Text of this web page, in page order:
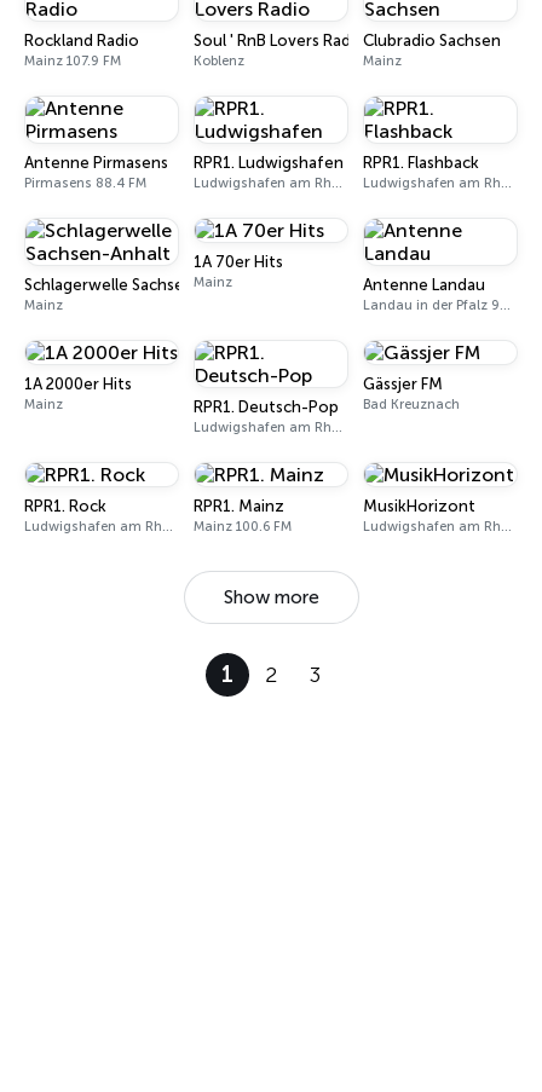
Rockland Radio
Mainz 107.9 FM
Soul ' RnB Lovers Radio
Koblenz
Clubradio Sachsen
Mainz
Antenne Pirmasens
Pirmasens 88.4 FM
RPR1. Ludwigshafen
Ludwigshafen am Rhein 103.6 FM
RPR1. Flashback
Ludwigshafen am Rhein
Schlagerwelle Sachsen-Anhalt
Mainz
1A 70er Hits
Mainz Antenne Landau
Landau in der Pfalz 94.8 FM
1A 2000er Hits
Mainz RPR1. Deutsch-Pop
Ludwigshafen am Rhein
Gässjer FM
Bad Kreuznach
RPR1. Rock
Ludwigshafen am Rhein
RPR1. Mainz
Mainz 100.6 FM
MusikHorizont
Ludwigshafen am Rhein
Show more
1 2 3